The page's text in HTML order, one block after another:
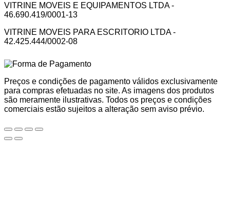
VITRINE MOVEIS E EQUIPAMENTOS LTDA -
46.690.419/0001-13
VITRINE MOVEIS PARA ESCRITORIO LTDA -
42.425.444/0002-08
Preços e condições de pagamento válidos exclusivamente
para compras efetuadas no site. As imagens dos produtos
são meramente ilustrativas. Todos os preços e condições
comerciais estão sujeitos a alteração sem aviso prévio.